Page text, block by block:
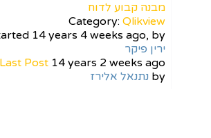
מבנה קבוע לדוח
Category: Qlikview
14 years 4 weeks ago, by
ירין פיקר
Last Post 14 years 2 weeks ago
by נתנאל אלירז